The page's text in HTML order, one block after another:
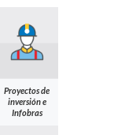
Proyectos de
inversión e
Infobras